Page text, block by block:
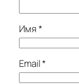
Имя*
Email*